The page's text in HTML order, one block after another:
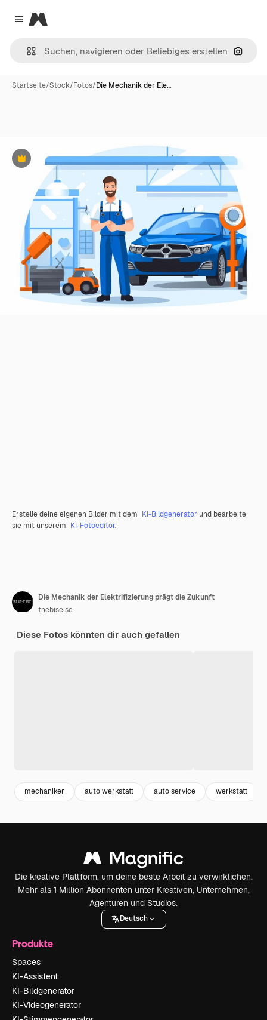
Close menu
Magnific
Nach
Startseite/Stock/Fotos/Die Mechanik der Ele…
Premium
Erstelle deine eigenen Bilder mit dem KI-Bildgenerator und bearbeite
sie mit unserem KI-Fotoeditor.
Die Mechanik der Elektrifizierung prägt die Zukunft
thebiseise
Diese Fotos könnten dir auch gefallen
mechaniker auto werkstatt auto service werkstatt
Die kreative Plattform, um deine beste Arbeit zu verwirklichen.
Mehr als 1 Million Abonnenten unter Kreativen, Unternehmen,
Agenturen und Studios.
Deutsch
Produkte
Spaces
KI-Assistent
KI-Bildgenerator
KI-Videogenerator